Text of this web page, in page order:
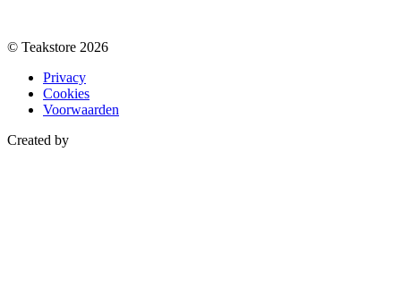
© Teakstore 2026
Privacy
Cookies
Voorwaarden
Created by